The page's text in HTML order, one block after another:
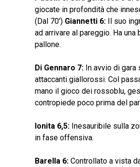
giocate in profondità che
(Dal 70′) Giannetti 6: Il suo
ad arrivare al pareggio. Ha
pallone.
Di Gennaro 7: In avvio di
attaccanti giallorossi. Col
mano il gioco dei rossoblu,
contropiede poco prima del
Ionita 6,5: Inesauribile sulla
in fase offensiva.
Barella 6: Controllato a vista